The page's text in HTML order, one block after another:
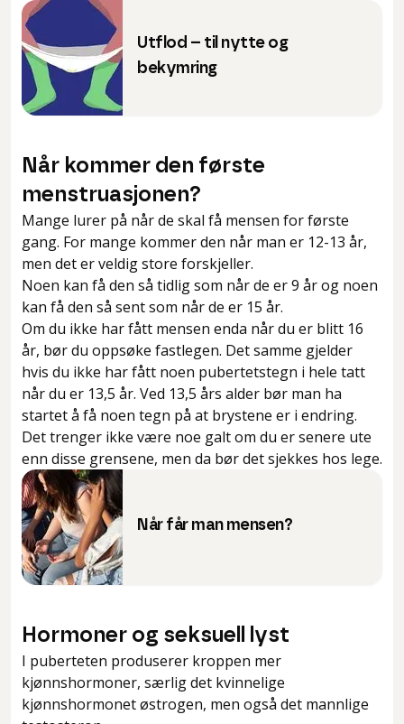
Utflod – til nytte og
bekymring
Når kommer den første
menstruasjonen?
Mange lurer på når de skal få mensen for første
gang. For mange kommer den når man er 12-13 år,
men det er veldig store forskjeller.
Noen kan få den så tidlig som når de er 9 år og noen
kan få den så sent som når de er 15 år.
Om du ikke har fått mensen enda når du er blitt 16
år, bør du oppsøke fastlegen. Det samme gjelder
hvis du ikke har fått noen pubertetstegn i hele tatt
når du er 13,5 år. Ved 13,5 års alder bør man ha
startet å få noen tegn på at brystene er i endring.
Det trenger ikke være noe galt om du er senere ute
enn disse grensene, men da bør det sjekkes hos lege.
Når får man mensen?
Hormoner og seksuell lyst
I puberteten produserer kroppen mer
kjønnshormoner, særlig det kvinnelige
kjønnshormonet østrogen, men også det mannlige